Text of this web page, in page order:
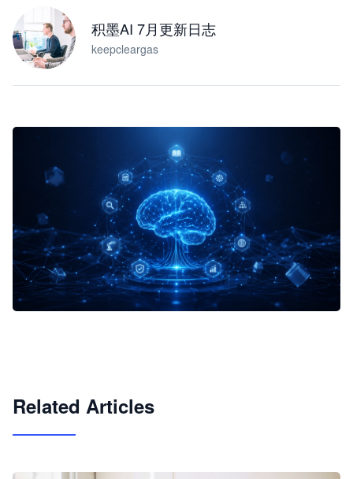
积墨AI 7月更新日志
keepcleargas
Related Articles